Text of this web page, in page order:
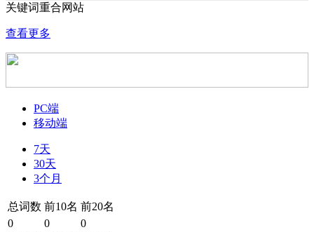
关键词重合网站
查看更多
PC端
移动端
7天
30天
3个月
总词数 前10名 前20名
0
0
0